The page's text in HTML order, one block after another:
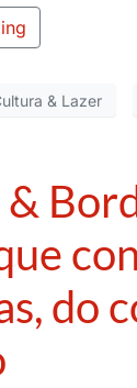
& Lazer
&
do